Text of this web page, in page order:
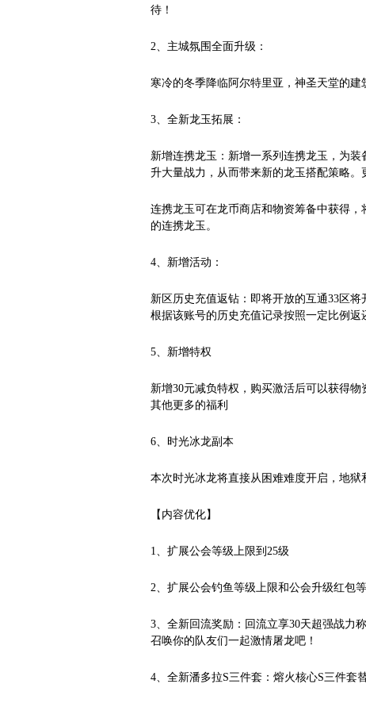
待！
2、主城氛围全面升级：
寒冷的冬季降临阿尔特里亚，神圣天堂的建
3、全新龙玉拓展：
新增连携龙玉：新增一系列连携龙玉，为
升大量战力，从而带来新的龙玉搭配策略。
连携龙玉可在龙币商店和物资筹备中获得
的连携龙玉。
4、新增活动：
新区历史充值返钻：即将开放的互通33区
根据该账号的历史充值记录按照一定比例
5、新增特权
新增30元减负特权，购买激活后可以获得
其他更多的福利
6、时光冰龙副本
本次时光冰龙将直接从困难难度开启，地
【内容优化】
1、扩展公会等级上限到25级
2、扩展公会钓鱼等级上限和公会升级红包
3、全新回流奖励：回流立享30天超强战力
召唤你的队友们一起激情屠龙吧！
4、全新潘多拉S三件套：熔火核心S三件套